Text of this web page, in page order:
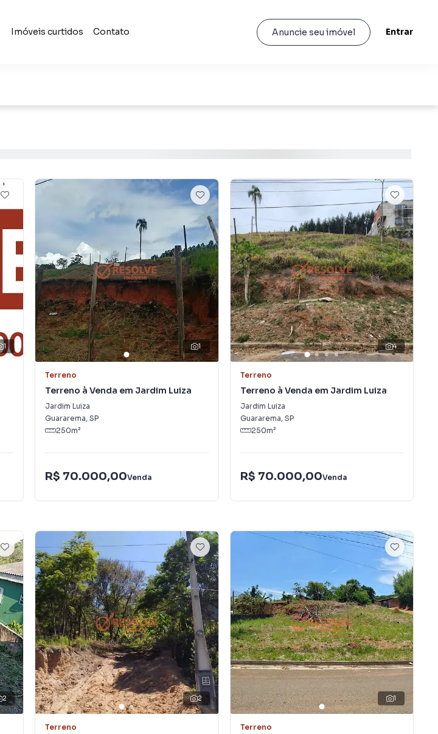
Imóveis curtidos Contato Anuncie seu imóvel Entrar
1 1
Terreno
Terreno à Venda em Jardim Luiza
Jardim Luiza
Guararema, SP
250m²
R$ 70.000,00Venda
4
Terreno
Terreno à Venda em Jardim Luiza
Jardim Luiza
Guararema, SP
250m²
R$ 70.000,00Venda
2 2
Terreno
1
Terreno